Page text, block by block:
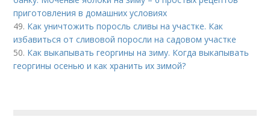
приготовления в домашних условиях
49. Как уничтожить поросль сливы на участке. Как
избавиться от сливовой поросли на садовом участке
50. Как выкапывать георгины на зиму. Когда выкапывать
георгины осенью и как хранить их зимой?